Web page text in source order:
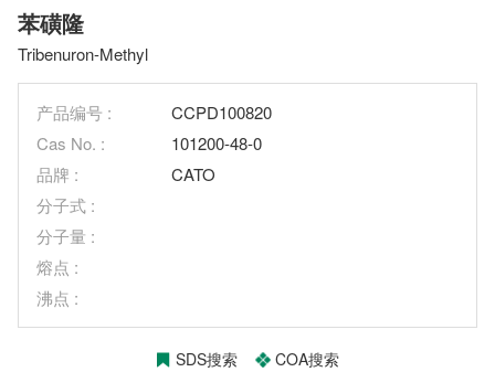
苯磺隆
Tribenuron-Methyl
产品编号 :
CCPD100820
Cas No. :
101200-48-0
品牌 :
CATO
分子式 :
分子量 :
熔点 :
沸点 :
SDS搜索 COA搜索